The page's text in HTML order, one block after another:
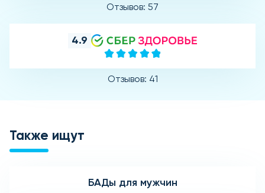
Отзывов: 57
4.9
Отзывов: 41
Также ищут
БАДы для мужчин